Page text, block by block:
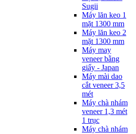
Sugii
Máy lăn keo 1
mặt 1300 mm
Máy lăn keo 2
mặt 1300 mm
Máy may
veneer bằng
giấy - Japan
Máy mài dao
cắt veneer 3,5
mét
Máy chà nhám
veneer 1,3 mét
1 trục
Máy chà nhám